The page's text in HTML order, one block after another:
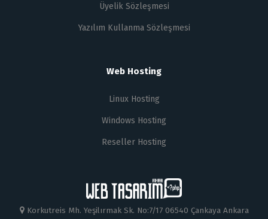
Üyelik Sözleşmesi
Yazılım Kullanma Sözleşmesi
Web Hosting
Linux Hosting
Windows Hosting
Reseller Hosting
Korkutreis Mh. Yeşilırmak Sk. No:7/17 06540 Çankaya Ankara